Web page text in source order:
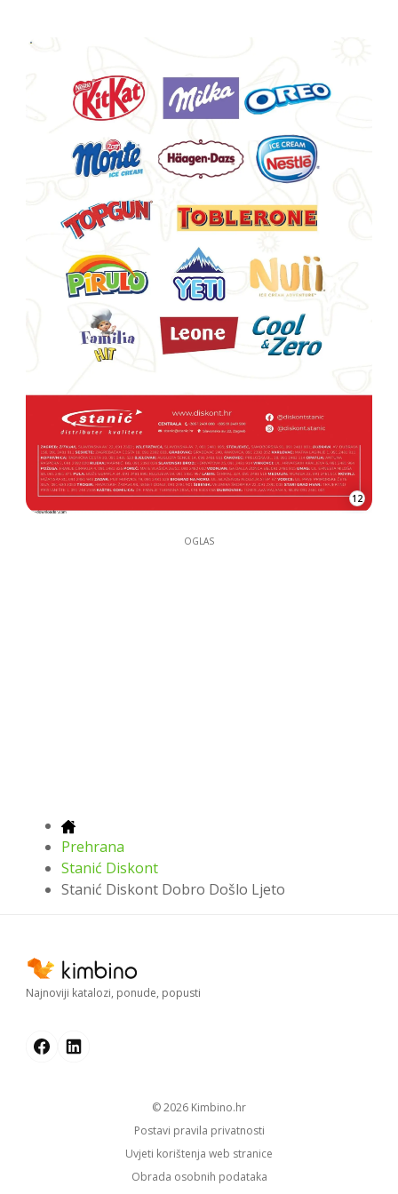
12
OGLAS
Prehrana
Stanić Diskont
Stanić Diskont Dobro Došlo Ljeto
Najnoviji katalozi, ponude, popusti
© 2026
kimbino.hr
Postavi pravila privatnosti
Uvjeti korištenja web stranice
Obrada osobnih podataka